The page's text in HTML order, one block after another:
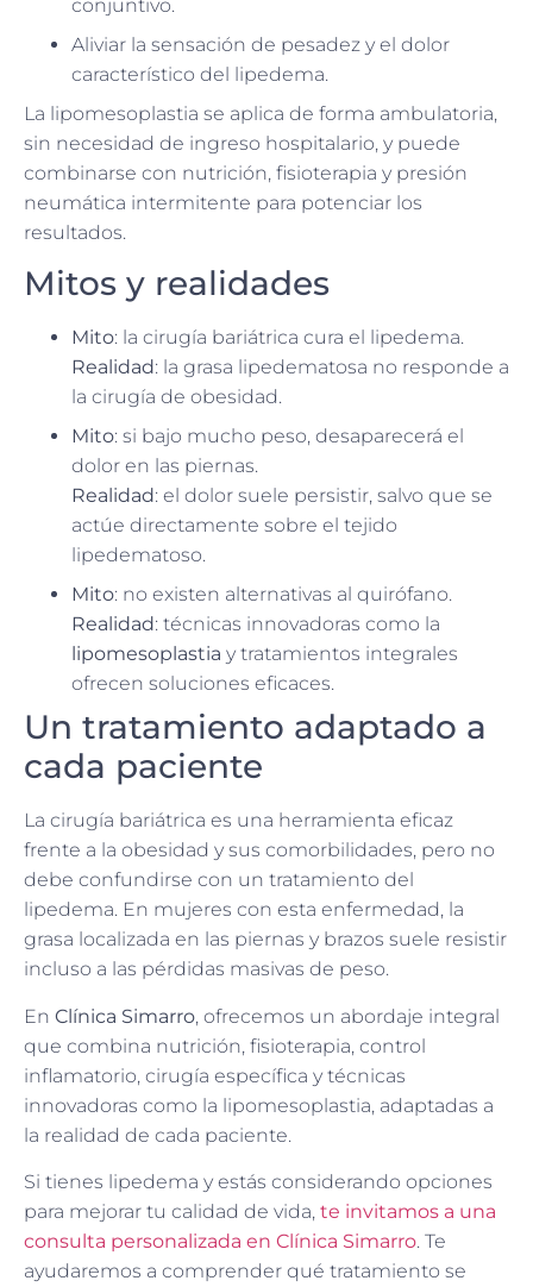
conjuntivo.
Aliviar la sensación de pesadez y el dolor
característico del lipedema.
La lipomesoplastia se aplica de forma ambulatoria,
sin necesidad de ingreso hospitalario, y puede
combinarse con nutrición, fisioterapia y presión
neumática intermitente para potenciar los
resultados.
Mitos y realidades
Mito: la cirugía bariátrica cura el lipedema.
Realidad: la grasa lipedematosa no responde a
la cirugía de obesidad.
Mito: si bajo mucho peso, desaparecerá el
dolor en las piernas.
Realidad: el dolor suele persistir, salvo que se
actúe directamente sobre el tejido
lipedematoso.
Mito: no existen alternativas al quirófano.
Realidad: técnicas innovadoras como la
lipomesoplastia y tratamientos integrales
ofrecen soluciones eficaces.
Un tratamiento adaptado a
cada paciente
La cirugía bariátrica es una herramienta eficaz
frente a la obesidad y sus comorbilidades, pero no
debe confundirse con un tratamiento del
lipedema. En mujeres con esta enfermedad, la
grasa localizada en las piernas y brazos suele resistir
incluso a las pérdidas masivas de peso.
En Clínica Simarro, ofrecemos un abordaje integral
que combina nutrición, fisioterapia, control
inflamatorio, cirugía específica y técnicas
innovadoras como la lipomesoplastia, adaptadas a
la realidad de cada paciente.
Si tienes lipedema y estás considerando opciones
para mejorar tu calidad de vida, te invitamos a una
consulta personalizada en Clínica Simarro. Te
ayudaremos a comprender qué tratamiento se